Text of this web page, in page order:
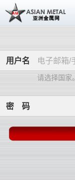
用户名
请选择国家。
密 码